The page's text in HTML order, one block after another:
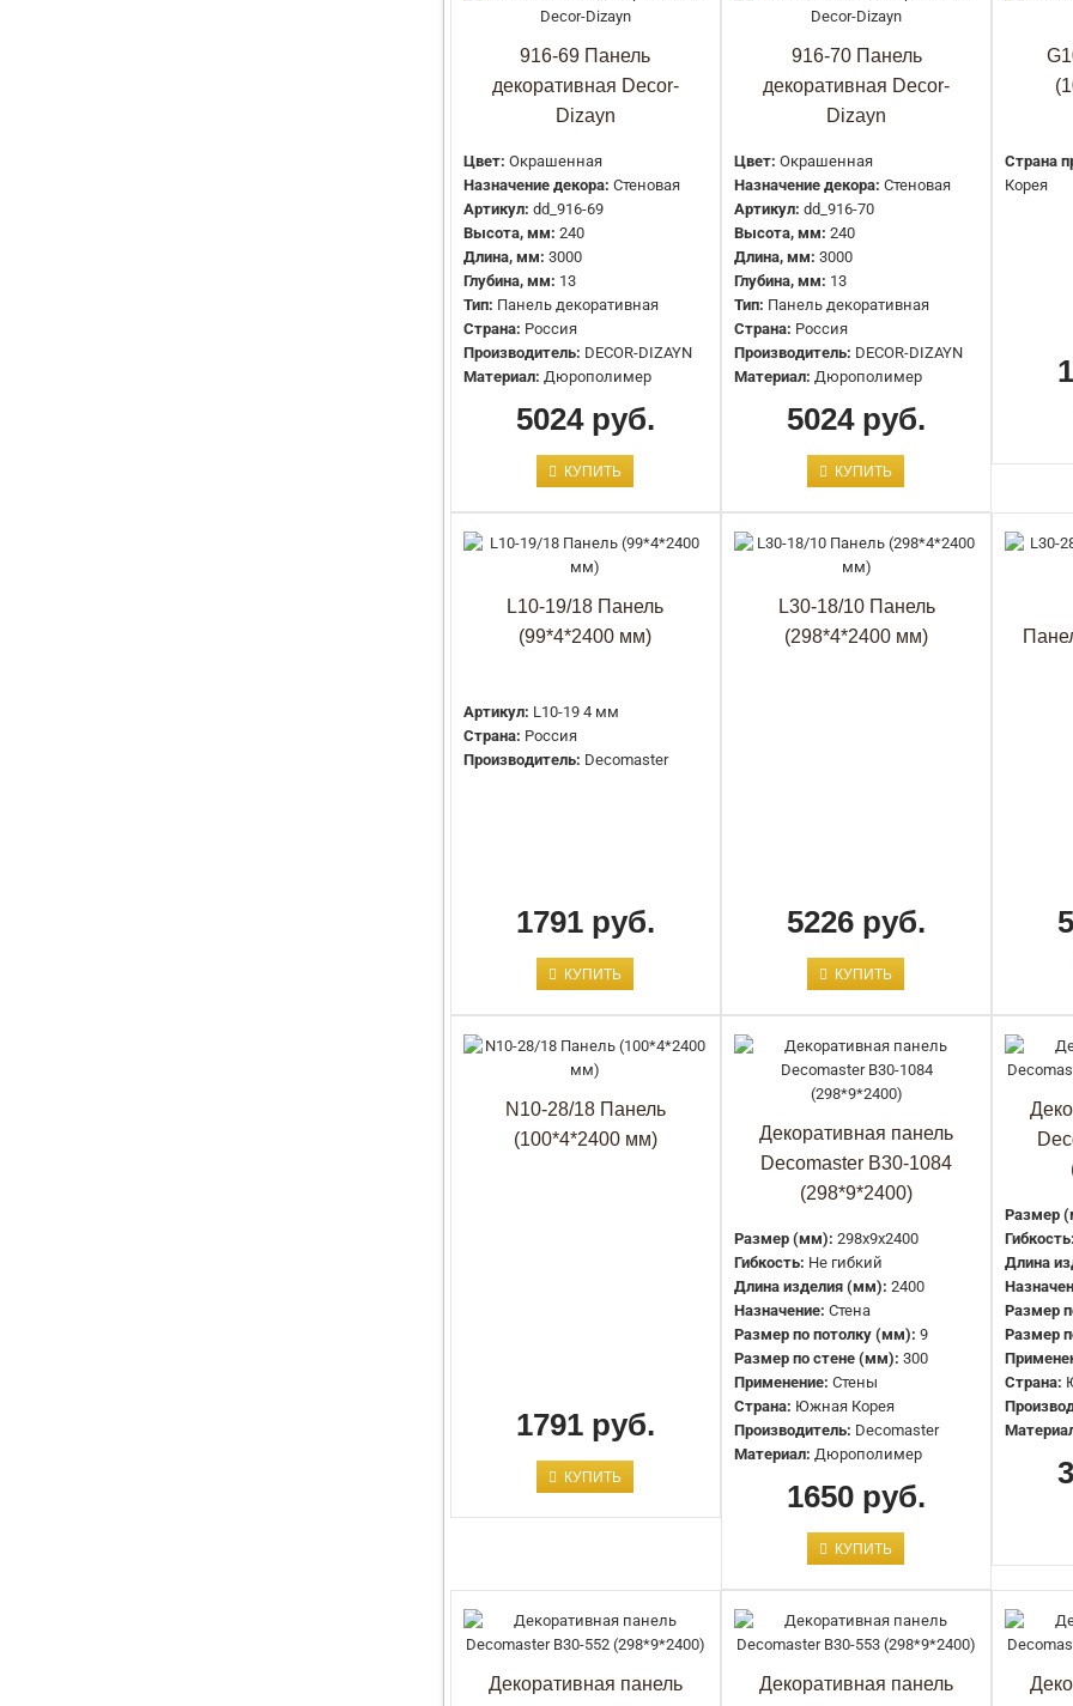
2778 руб.
916-63SH Панель декоративная
Decor-Dizayn
5024 руб.
916-64SH Панель декоративная
Decor-Dizayn
5024 руб.
5024 руб.
916-66SH Панель декоративная
Decor-Dizayn
916-67SH Панель декоративная
5024 руб.
916-69 Панель
декоративная Decor-
Dizayn
Цвет: Окрашенная
Назначение декора: Стеновая
Артикул: dd_916-69
Высота, мм: 240
Длина, мм: 3000
Глубина, мм: 13
Тип: Панель декоративная
Страна: Россия
Производитель: DECOR-DIZAYN
Материал: Дюрополимер
5024 руб.
КУПИТЬ
916-70 Панель
декоративная Decor-
Dizayn
Цвет: Окрашенная
Назначение декора: Стеновая
Артикул: dd_916-70
Высота, мм: 240
Длина, мм: 3000
Глубина, мм: 13
Тип: Панель декоративная
Страна: Россия
Производитель: DECOR-DIZAYN
Материал: Дюрополимер
5024 руб.
КУПИТЬ
Страна
Корея
L10-19/18 Панель
(99*4*2400 мм)
Артикул: L10-19 4 мм
Страна: Россия
Производитель: Decomaster
1791 руб.
КУПИТЬ
L30-18/10 Панель
(298*4*2400 мм)
5226 руб.
КУПИТЬ
N10-28/18 Панель
(100*4*2400 мм)
1791 руб.
КУПИТЬ
Декоративная панель
Decomaster B30-1084
(298*9*2400)
Размер (мм): 298x9x2400
Гибкость: Не гибкий
Длина изделия (мм): 2400
Назначение: Стена
Размер по потолку (мм): 9
Размер по стене (мм): 300
Применение: Стены
Страна: Южная Корея
Производитель: Decomaster
Материал: Дюрополимер
1650 руб.
КУПИТЬ
Размер
Гибкость:
Длина
Размер
Размер
Страна:
Декоративная панель
Декоративная панель